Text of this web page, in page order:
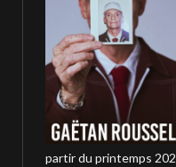
partir du printemps